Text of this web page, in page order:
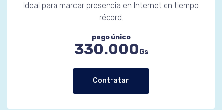
Ideal para marcar presencia en Internet en tiempo
récord.
pago único
330.000Gs
Contratar